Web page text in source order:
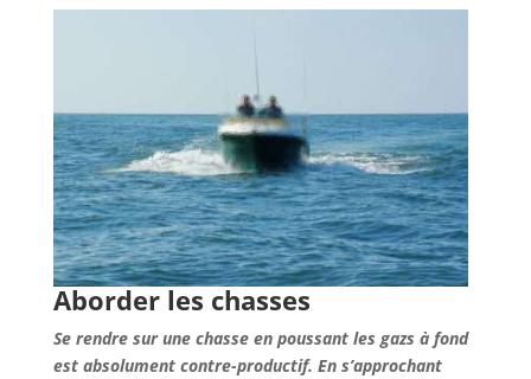
Aborder les chasses
Se rendre sur une chasse en poussant les gazs à fond
est absolument contre-productif. En s’approchant